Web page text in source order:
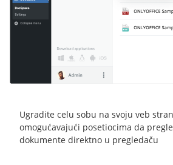
Ugradite celu sobu na svoju veb
omogućavajući posetiocima da
dokumente direktno u pregledaču